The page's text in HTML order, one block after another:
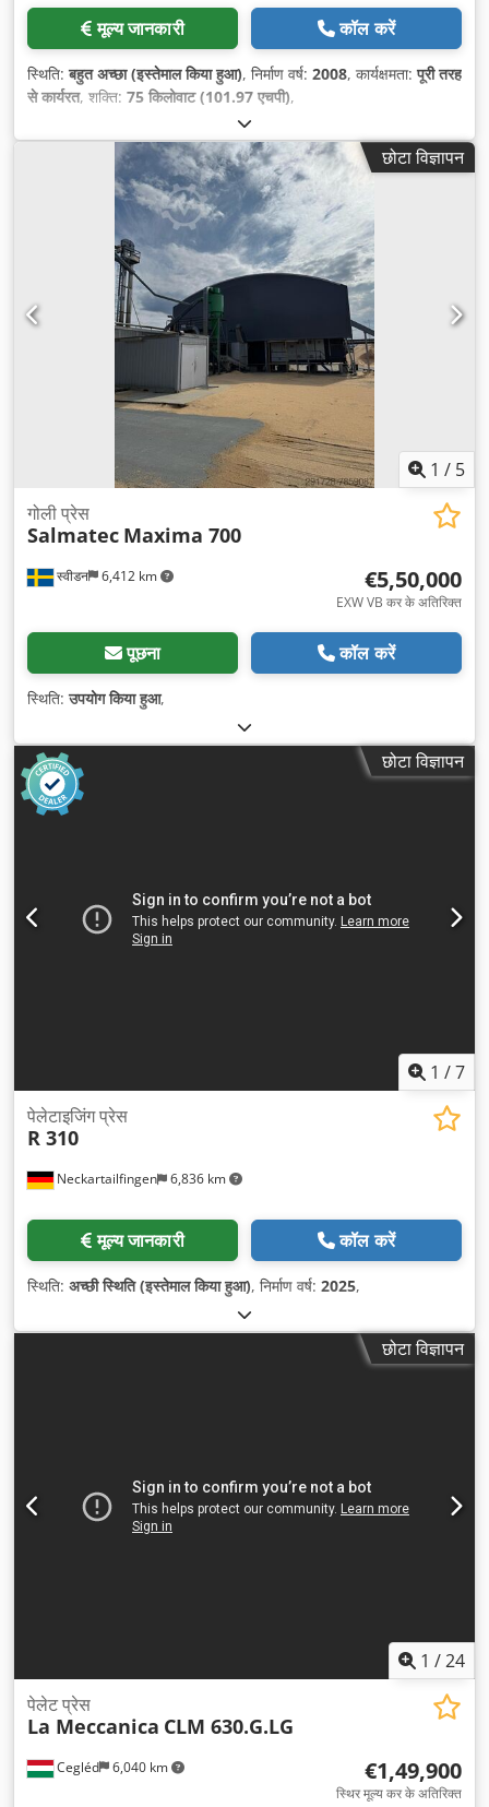
मूल्य जानकारी कॉल करें
स्थिति:बहुत अच्छा (इस्तेमाल किया हुआ), निर्माण वर्ष: 2008, कार्यक्षमता:पूरी तरह
से कार्यरत, शक्ति: 75 किलोवाट (101.97 एचपी),
छोटा विज्ञापन
1 / 5
स्वीडन 6,412 km
गोली प्रेस
Salmatec Maxima 700
€5,50,000
EXW VB कर के अतिरिक्त
पूछना कॉल करें
स्थिति:उपयोग किया हुआ,
छोटा विज्ञापन
1 /7
Neckartailfingen 6,836 km
पेलेटाइजिंग प्रेस
R 310
मूल्य जानकारी कॉल करें
स्थिति: अच्छी स्थिति (इस्तेमाल किया हुआ), निर्माण वर्ष: 2025,
छोटा विज्ञापन
1 /24
Cegléd 6,040 km
पेलेट प्रेस
La Meccanica CLM 630.G.LG
€1,49,900
स्थिर मूल्य कर के अतिरिक्त